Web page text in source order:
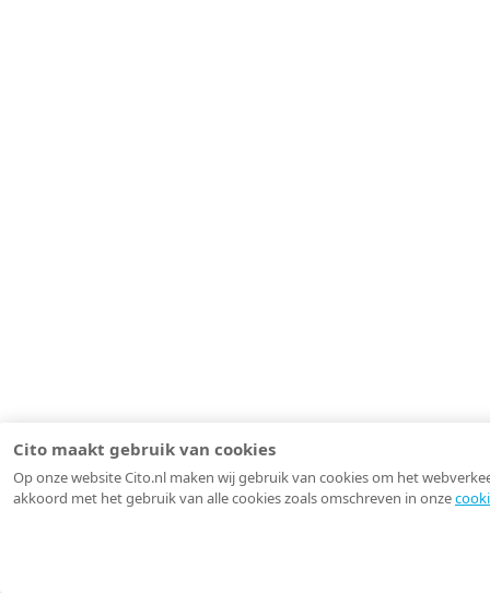
Cito maakt gebruik van cookies
Op onze website Cito.nl maken wij gebruik van cookies om het
akkoord met het gebruik van alle cookies zoals omschreven in onze